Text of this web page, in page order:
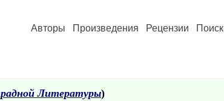
Авторы Произведения Рецензии Поиск
Литературы)